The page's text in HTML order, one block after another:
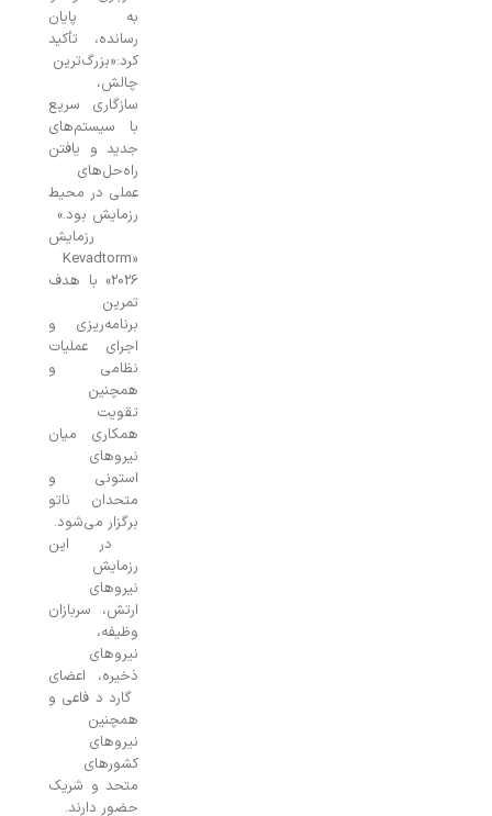
به پایان
رسانده، تأکید
«بزرگ‌ترین
سازگاری سریع
با سیستم‌های
جدید و یافتن
راه‌حل‌های
عملی در محیط
رزمایش بود.»
رزمایش
«Kevadtorm
2026» با هدف
برنامه‌ریزی و
اجرای عملیات
نظامی و
همچنین
همکاری میان
نیروهای
استونی و
متحدان ناتو
برگزار می‌شود.
در این
رزمایش
نیروهای
ارتش، سربازان
نیروهای
ذخیره، اعضای
گارد دفاعی و
همچنین
نیروهای
کشورهای
متحد و شریک
حضور دارند.